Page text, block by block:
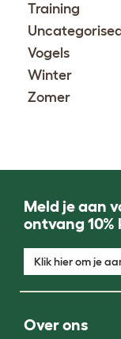
Training
Uncategorised
Vogels
Winter
Zomer
Meld je aan
ontvang 10%
Klik hier om je
Over ons